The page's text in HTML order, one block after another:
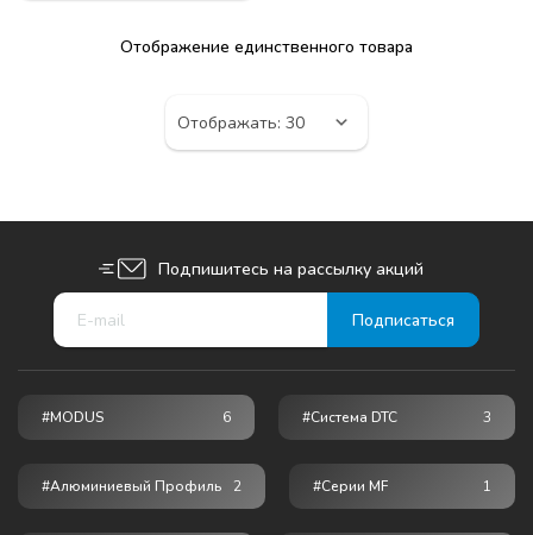
Отображение единственного товара
Подпишитесь на рассылку акций
#MODUS 6 #Система DTC 3
#Алюминиевый Профиль 2 #серии MF 1